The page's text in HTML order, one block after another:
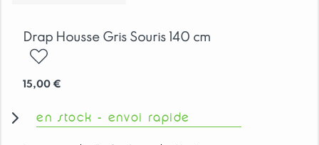
Drap Housse Gris Souris 140 cm
ajouter
15,00 €
en stock - envoi rapide